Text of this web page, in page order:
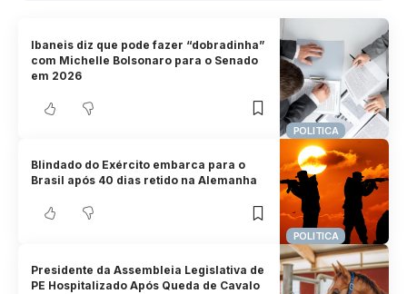
POLITICA
Ibaneis diz que pode fazer “dobradinha”
com Michelle Bolsonaro para o Senado
em 2026
POLITICA
Blindado do Exército embarca para o
Brasil após 40 dias retido na Alemanha
Presidente da Assembleia Legislativa de
PE Hospitalizado Após Queda de Cavalo